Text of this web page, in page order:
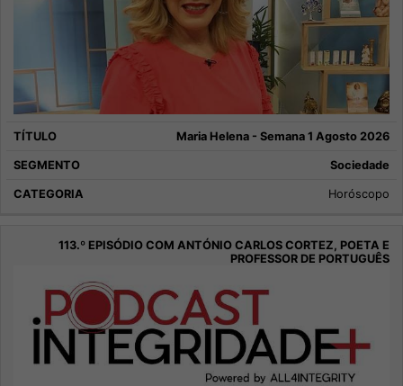
Maria Helena - Semana 1 Agosto 2026
Sociedade
Horóscopo